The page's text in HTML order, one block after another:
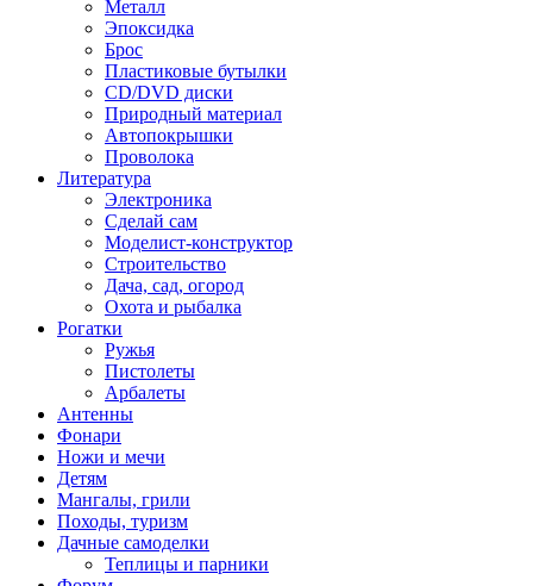
Металл
Эпоксидка
Брос
Пластиковые бутылки
CD/DVD диски
Природный материал
Автопокрышки
Проволока
Литература
Электроника
Сделай сам
Моделист-конструктор
Строительство
Дача, сад, огород
Охота и рыбалка
Рогатки
Ружья
Пистолеты
Арбалеты
Антенны
Фонари
Ножи и мечи
Детям
Мангалы, грили
Походы, туризм
Дачные самоделки
Теплицы и парники